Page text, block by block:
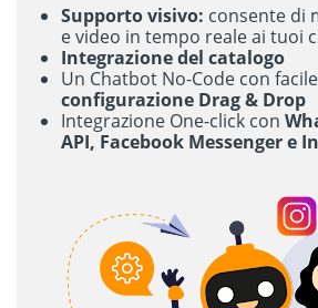
Supporto visivo: consente di
e video in tempo reale ai tuoi
Integrazione del catalogo
Un Chatbot No-Code con facile
configurazione Drag & Drop
Integrazione One-click con
API, Facebook Messengere